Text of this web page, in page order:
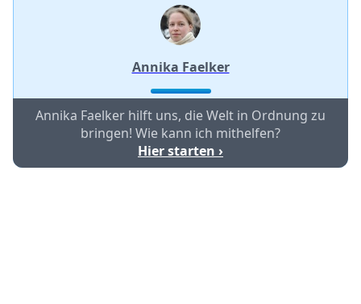
Annika Faelker
Annika Faelker hilft uns, die Welt in Ordnung zu
bringen! Wie kann ich mithelfen?
Hier starten ›